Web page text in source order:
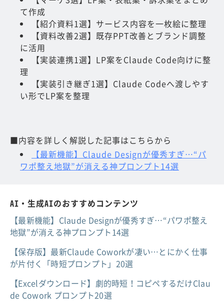
て作成
【紹介資料1選】サービス内容を一枚絵に整理
【資料改善2選】既存PPT改善とブランド調整
に活用
【実装連携1選】LP案をClaude Code向けに整
理
【実装引き継ぎ1選】Claude Codeへ渡しやす
い形でLP案を整理
■内容を詳しく解説した記事はこちらから
【最新機能】Claude Designが優秀すぎ…“パ
ワポ整え地獄”が消える神プロンプト14選
AI・生成AIのおすすめコンテンツ
【最新機能】Claude Designが優秀すぎ…“パワポ整え
地獄”が消える神プロンプト14選
【保存版】最新Claude Coworkが凄い…とにかく仕事
が片付く「時短プロンプト」20選
【Excelダウンロード】劇的時短！コピペするだけClau
de Cowork プロンプト20選